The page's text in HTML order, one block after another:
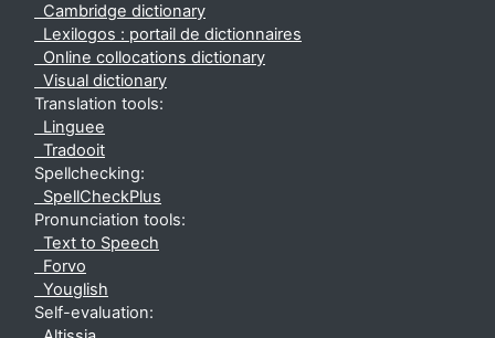
Cambridge dictionary
Lexilogos : portail de dictionnaires
Online collocations dictionary
Visual dictionary
Translation tools:
Linguee
Tradooit
Spellchecking:
SpellCheckPlus
Pronunciation tools:
Text to Speech
Forvo
Youglish
Self-evaluation: